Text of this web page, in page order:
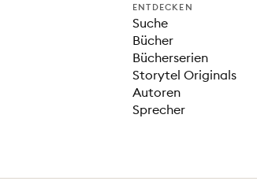
ENTDECKEN
Suche
Bücher
Bücherserien
Storytel Originals
Autoren
Sprecher